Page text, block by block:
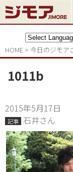
HOME > 今日のジモア
1011b
2015年5月17日
記事 石井さん